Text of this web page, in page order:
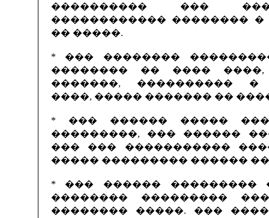
���������� ���
������������ ��������
�� �����.
* ��� ��������
�������� �� ����
�������, ���������� �
����, ����� ������� ��
* ��� ������ �����
���������, ��� ������
��� ��� �����������
����� ��������� ������
* ��� ������ ���������
�������� ���������
�������� �����. ���